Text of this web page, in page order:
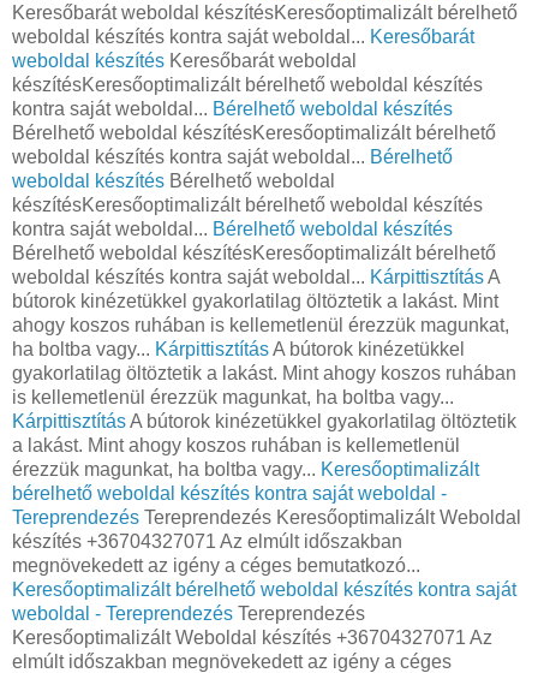
Keresőbarát weboldal készítésKeresőoptimalizált bérelhető
weboldal készítés kontra saját weboldal... Keresőbarát
weboldal készítés Keresőbarát weboldal
készítésKeresőoptimalizált bérelhető weboldal készítés
kontra saját weboldal... Bérelhető weboldal készítés
Bérelhető weboldal készítésKeresőoptimalizált bérelhető
weboldal készítés kontra saját weboldal... Bérelhető
weboldal készítés Bérelhető weboldal
készítésKeresőoptimalizált bérelhető weboldal készítés
kontra saját weboldal... Bérelhető weboldal készítés
Bérelhető weboldal készítésKeresőoptimalizált bérelhető
weboldal készítés kontra saját weboldal... KárpittisztításA
bútorok kinézetükkel gyakorlatilag öltöztetik a lakást. Mint
ahogy koszos ruhában is kellemetlenül érezzük magunkat,
ha boltba vagy... KárpittisztításA bútorok kinézetükkel
gyakorlatilag öltöztetik a lakást. Mint ahogy koszos ruhában
is kellemetlenül érezzük magunkat, ha boltba vagy...
KárpittisztításA bútorok kinézetükkel gyakorlatilag öltöztetik
a lakást. Mint ahogy koszos ruhában is kellemetlenül
érezzük magunkat, ha boltba vagy... Keresőoptimalizált
bérelhető weboldal készítés kontra saját weboldal -
Tereprendezés Tereprendezés Keresőoptimalizált Weboldal
készítés +36704327071 Az elmúlt időszakban
megnövekedett az igény a céges bemutatkozó...
Keresőoptimalizált bérelhető weboldal készítés kontra saját
weboldal - Tereprendezés Tereprendezés
Keresőoptimalizált Weboldal készítés +36704327071 Az
elmúlt időszakban megnövekedett az igény a céges